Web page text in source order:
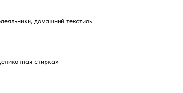
домашний текстиль
стирка»